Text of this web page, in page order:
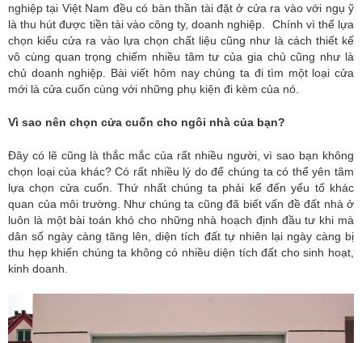
nghiệp tại Việt Nam đều có bàn thần tài đặt ở cửa ra vào với ngụ ỹ
là thu hút được tiền tài vào công ty, doanh nghiệp. Chính vì thế lựa
chọn kiểu cửa ra vào lựa chọn chất liệu cũng như là cách thiết kế
vô cùng quan trọng chiếm nhiều tâm tư của gia chủ cũng như là
chủ doanh nghiệp. Bài viết hôm nay chúng ta đi tìm một loại cửa
mới là cửa cuốn cùng với những phụ kiện đi kèm của nó.
Vì sao nên chọn cửa cuốn cho ngôi nhà của bạn?
Đây có lẽ cũng là thắc mắc của rất nhiều người, vì sao bạn không
chọn loại của khác? Có rất nhiều lý do để chúng ta có thể yên tâm
lựa chọn cửa cuốn. Thứ nhất chúng ta phải kể đến yếu tố khác
quan của môi trường. Như chúng ta cũng đã biết vấn đề đất nhà ở
luôn là một bài toán khó cho những nhà hoạch định đầu tư khi mà
dân số ngày càng tăng lên, diện tích đất tự nhiên lại ngày càng bị
thu hẹp khiến chúng ta không có nhiều diện tích đất cho sinh hoạt,
kinh doanh.